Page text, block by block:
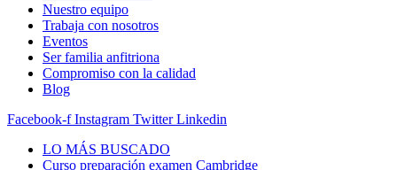
Nuestro equipo
Trabaja con nosotros
Eventos
Ser familia anfitriona
Compromiso con la calidad
Blog
Facebook-f Instagram Twitter Linkedin
LO MÁS BUSCADO
Curso preparación examen Cambridge